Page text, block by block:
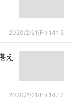
2020/2/21(Fr) 14:15
え
2020/2/21(Fr) 14:12